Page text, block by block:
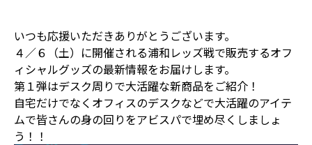
いつも応援いただきありがとうございます。
４／６（土）に開催される浦和レッズ戦で販売するオフ
ィシャルグッズの最新情報をお届けします。
第１弾はデスク周りで大活躍な新商品をご紹介！
自宅だけでなくオフィスのデスクなどで大活躍のアイテ
ムで皆さんの身の回りをアビスパで埋め尽くしましょ
う！！